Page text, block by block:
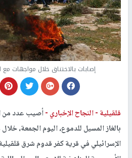
إصابات بالاختناق خلال مواجهات
قلقيلية -النجاح الإخباري -أصيب عدد من
بالغاز المسيل للدموع، اليوم الجمعة،
الإسرائيلي في قرية كفر قدوم شرق